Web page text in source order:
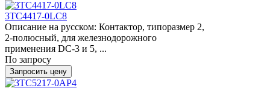
3TC4417-0LC8
Описание на русском: Контактор, типоразмер 2,
2-полюсный, для железнодорожного
применения DC-3 и 5, ...
По запросу
Запросить цену